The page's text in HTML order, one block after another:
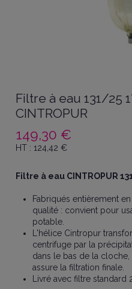
Filtre à eau 131/25
CINTROPUR
149,30 €
HT : 124,42€
Filtre à eau CINTROPUR
Fabriqués entièrement
qualité : convient pour
potable.
L'hélice Cintropur
centrifuge par la
dans le bas de la
assure la filtration finale.
Livré avec filtre standard